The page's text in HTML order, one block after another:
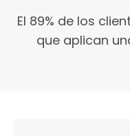
El 89% de los
que aplican